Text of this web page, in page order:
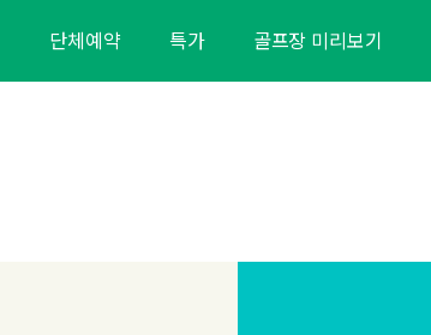
단체예약 특가 골프장 미리보기